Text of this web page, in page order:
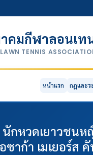
คมกีฬาลอนเท
TENNIS
หน้าแรก กฎและร
กหวดเยาวชนห
าก้า เมเยอร์ส